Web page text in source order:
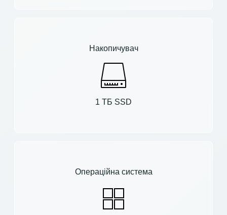
Накопичувач
1 ТБ SSD
Операційна система